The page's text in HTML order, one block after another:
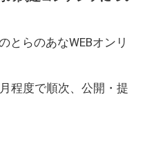
とらのあなWEBオンリ
程度で順次、公開・提